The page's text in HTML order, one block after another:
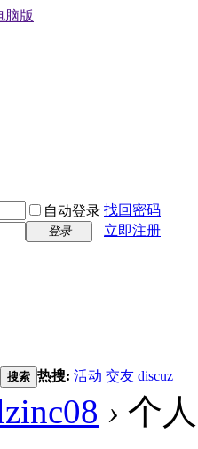
脑版
自动登录 找回密码
登录 立即注册
搜索 热搜: 活动 交友 discuz
› 个